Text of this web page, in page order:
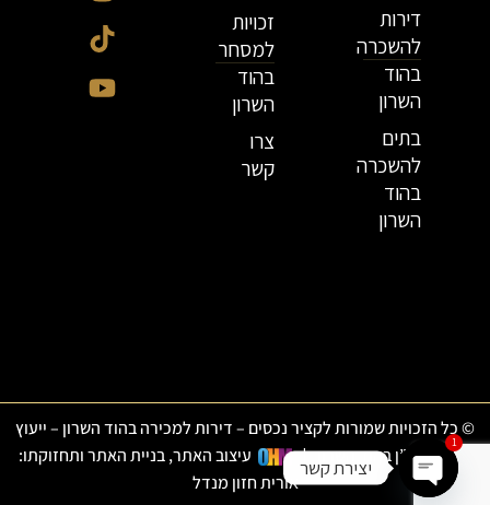
דירות
להשכרה
בהוד
השרון
בתים
להשכרה
בהוד
השרון
זכויות
למסחר
בהוד
השרון
צרו
קשר
© כל הזכויות שמורות לקציר נכסים – דירות למכירה בהוד השרון – ייעוץ
ותיווך נדל”ן בהוד השרון|
עיצוב האתר, בניית האתר ותחזוקתו:
אורית חזון מנדל
יצירת קשר
1